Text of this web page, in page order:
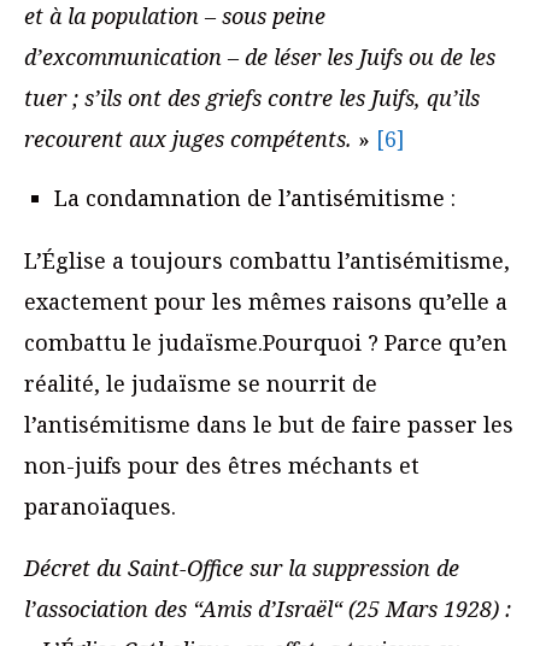
et à la population – sous peine
d’excommunication – de léser les Juifs ou de les
tuer ; s’ils ont des griefs contre les Juifs, qu’ils
recourent aux juges compétents. » [6]
La condamnation de l’antisémitisme :
L’Église a toujours combattu l’antisémitisme,
exactement pour les mêmes raisons qu’elle a
combattu le judaïsme.Pourquoi ? Parce qu’en
réalité, le judaïsme se nourrit de
l’antisémitisme dans le but de faire passer les
non-juifs pour des êtres méchants et
paranoïaques.
Décret du Saint-Office sur la suppression de
l’association des “Amis d’Israël“ (25 Mars 1928) :